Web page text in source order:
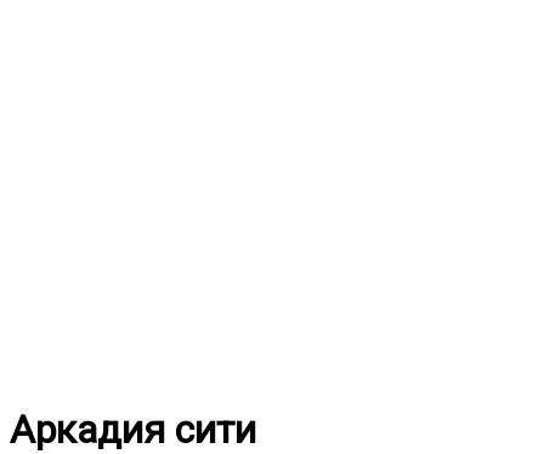
Аркадия сити